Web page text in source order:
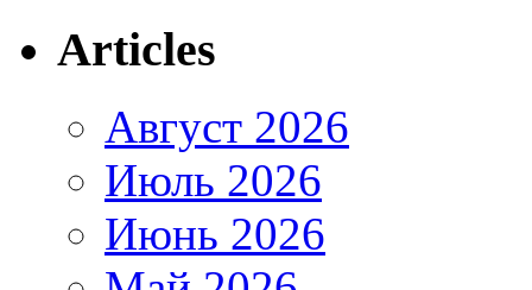
Articles
Август 2026
Июль 2026
Июнь 2026